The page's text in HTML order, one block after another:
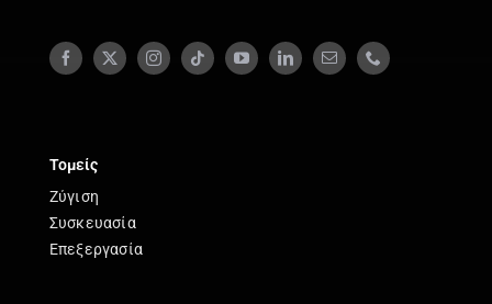
Τομείς
Ζύγιση
Συσκευασία
Επεξεργασία